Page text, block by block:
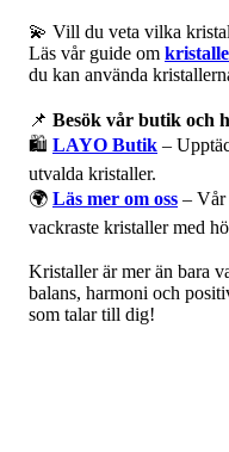
💫 Vill du veta vilka
Läs vår guide om
du kan använda
📌 Besök vår butik och
🛍️ LAYO Butik –
utvalda kristaller.
🌍 Läs mer om oss – Vår
vackraste kristaller med
Kristaller är mer än bara
balans, harmoni och
som talar till dig!